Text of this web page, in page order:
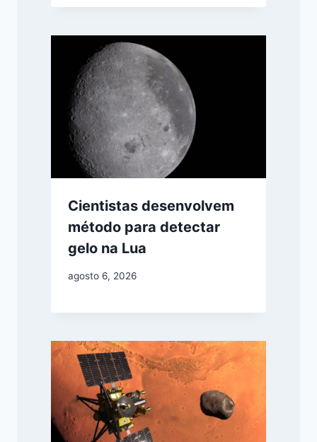
Cientistas desenvolvem
método para detectar
gelo na Lua
agosto 6, 2026